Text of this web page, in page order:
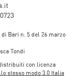
Bari n. 5 del 26 marzo
Tondi
con licenza
stesso modo 3.0 Italia